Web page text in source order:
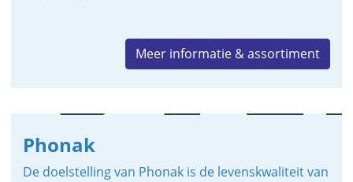
Meer informatie & assortiment
Phonak
De doelstelling van Phonak is de levenskwaliteit van